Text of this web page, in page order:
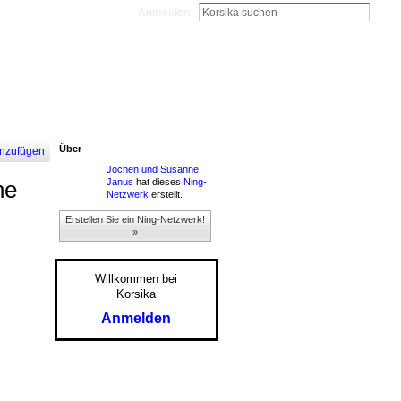
Über
Jochen und Susanne
Janus hat dieses Ning-
Netzwerk erstellt.
Erstellen Sie ein Ning-Netzwerk!
»
Willkommen bei
Korsika
Anmelden